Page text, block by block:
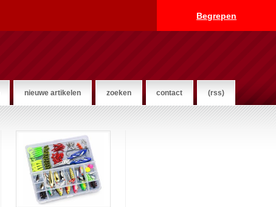
Begrepen
nieuwe artikelen zoeken contact (rss)